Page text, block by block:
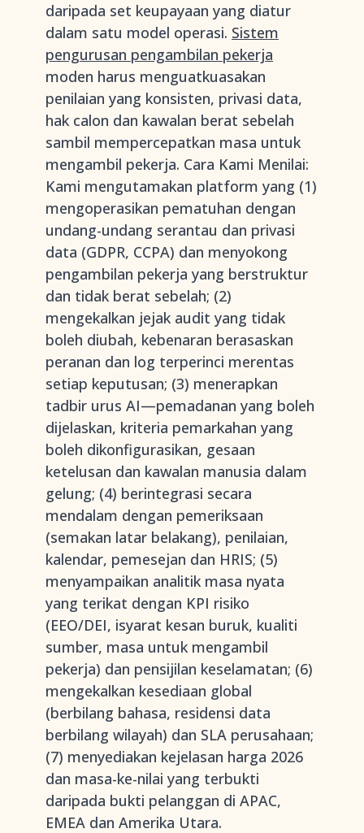
daripada set keupayaan yang diatur
dalam satu model operasi. Sistem
pengurusan pengambilan pekerja
moden harus menguatkuasakan
penilaian yang konsisten, privasi data,
hak calon dan kawalan berat sebelah
sambil mempercepatkan masa untuk
mengambil pekerja. Cara Kami Menilai:
Kami mengutamakan platform yang (1)
mengoperasikan pematuhan dengan
undang-undang serantau dan privasi
data (GDPR, CCPA) dan menyokong
pengambilan pekerja yang berstruktur
dan tidak berat sebelah; (2)
mengekalkan jejak audit yang tidak
boleh diubah, kebenaran berasaskan
peranan dan log terperinci merentas
setiap keputusan; (3) menerapkan
tadbir urus AI—pemadanan yang boleh
dijelaskan, kriteria pemarkahan yang
boleh dikonfigurasikan, gesaan
ketelusan dan kawalan manusia dalam
gelung; (4) berintegrasi secara
mendalam dengan pemeriksaan
(semakan latar belakang), penilaian,
kalendar, pemesejan dan HRIS; (5)
menyampaikan analitik masa nyata
yang terikat dengan KPI risiko
(EEO/DEI, isyarat kesan buruk, kualiti
sumber, masa untuk mengambil
pekerja) dan pensijilan keselamatan; (6)
mengekalkan kesediaan global
(berbilang bahasa, residensi data
berbilang wilayah) dan SLA perusahaan;
(7) menyediakan kejelasan harga 2026
dan masa-ke-nilai yang terbukti
daripada bukti pelanggan di APAC,
EMEA dan Amerika Utara.